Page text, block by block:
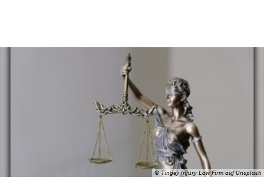
© Tingey Injury Law Firm auf Unsplash